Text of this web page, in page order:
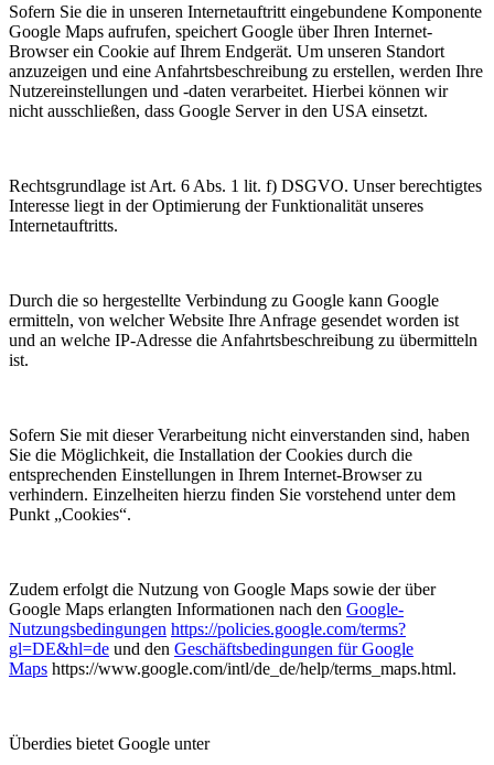
Sofern Sie die in unseren Internetauftritt eingebundene Komponente
Google Maps aufrufen, speichert Google über Ihren Internet-
Browser ein Cookie auf Ihrem Endgerät. Um unseren Standort
anzuzeigen und eine Anfahrtsbeschreibung zu erstellen, werden Ihre
Nutzereinstellungen und -daten verarbeitet. Hierbei können wir
nicht ausschließen, dass Google Server in den USA einsetzt.
Rechtsgrundlage ist Art. 6 Abs. 1 lit. f) DSGVO. Unser berechtigtes
Interesse liegt in der Optimierung der Funktionalität unseres
Internetauftritts.
Durch die so hergestellte Verbindung zu Google kann Google
ermitteln, von welcher Website Ihre Anfrage gesendet worden ist
und an welche IP-Adresse die Anfahrtsbeschreibung zu übermitteln
ist.
Sofern Sie mit dieser Verarbeitung nicht einverstanden sind, haben
Sie die Möglichkeit, die Installation der Cookies durch die
entsprechenden Einstellungen in Ihrem Internet-Browser zu
verhindern. Einzelheiten hierzu finden Sie vorstehend unter dem
Punkt „Cookies“.
Zudem erfolgt die Nutzung von Google Maps sowie der über
Google Maps erlangten Informationen nach den Google-
Nutzungsbedingungen https://policies.google.com/terms?
gl=DE&hl=de und den Geschäftsbedingungen für Google
Maps https://www.google.com/intl/de_de/help/terms_maps.html.
Überdies bietet Google unter